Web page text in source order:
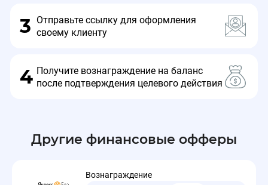
3 Отправьте ссылку для оформления
своему клиенту
4 Получите вознаграждение на баланс
после подтверждения целевого действия
Другие финансовые офферы
Вознаграждение